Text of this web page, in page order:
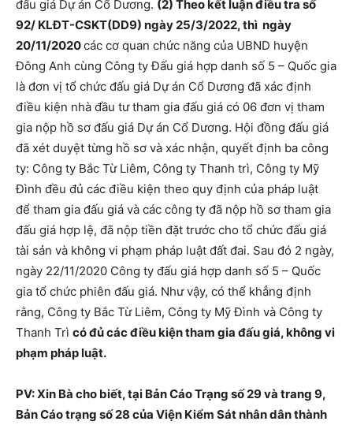
đấu giá Dự án Cổ Dương. (2) Theo kết luận điều tra số
92/ KLĐT-CSKT(DD9) ngày 25/3/2022, thì ngày
20/11/2020các cơ quan chức năng của UBND huyện
Đông Anh cùng Công ty Đấu giá hợp danh số 5 – Quốc gia
là đơn vị tổ chức đấu giá Dự án Cổ Dương đã xác định
điều kiện nhà đầu tư tham gia đấu giá có 06 đơn vị tham
gia nộp hồ sơ đấu giá Dự án Cổ Dương. Hội đồng đấu giá
đã xét duyệt từng hồ sơ và xác nhận, quyết định ba công
ty: Công ty Bắc Từ Liêm, Công ty Thanh trì, Công ty Mỹ
Đình đều đủ các điều kiện theo quy định của pháp luật
để tham gia đấu giá và các công ty đã nộp hồ sơ tham gia
đấu giá hợp lệ, đã nộp tiền đặt trước cho tổ chức đấu giá
tài sản và không vi phạm pháp luật đất đai. Sau đó 2 ngày,
ngày 22/11/2020 Công ty đấu giá hợp danh số 5 – Quốc
gia tổ chức phiên đấu giá. Như vậy, có thể khẳng định
rằng, Công ty Bắc Từ Liêm, Công ty Mỹ Đình và Công ty
Thanh Trì có đủ các điều kiện tham gia đấu giá, không vi
phạm pháp luật.
PV: Xin Bà cho biết, tại Bản Cáo Trạng số 29 và trang 9,
Bản Cáo trạng số 28 của Viện Kiểm Sát nhân dân thành